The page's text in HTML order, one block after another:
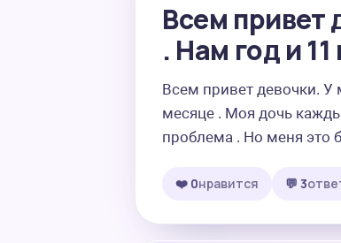
Всем привет
. Нам год и
Всем привет девочки. У
месяце . Моя дочь
проблема . Но меня это
❤️ 0нравится 💬 3